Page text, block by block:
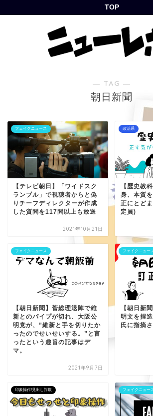
TOP
― TAG ―
朝日新聞
フェイクニュース
【テレビ朝日】「ワイドスク
ランブル」で視聴者からと偽
りチーフディレクターが作成
した質問を117問以上も放送
2021年10月21日
政治系
【歴史教
身、本質
正にとど
定員)
フェイクニュース
【朝日新聞】菅総理退陣で維
新とのパイプが切れ、大阪公
明党が、”維新と手を切りたか
ったのでせいせいする。”と言
ったという趣旨の記事はデ
マ。
2021年9月7日
フェイクニュース
【朝日新
明文を捏
氏に指摘
印象操作/見出し詐欺 フェイクニュー